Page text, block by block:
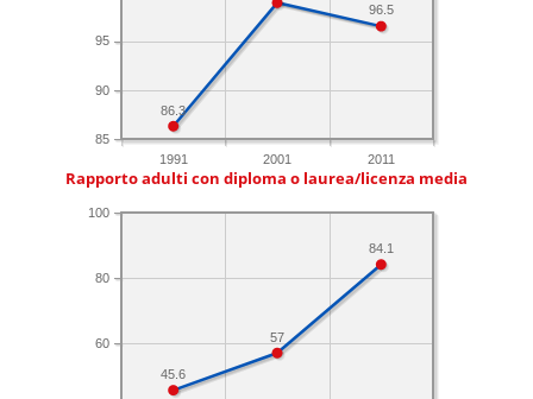
1991 2001 2011
85
90
95
96.5
86.3
Rapporto adulti con diploma o laurea/licenza media
60
80
100
84.1
57
45.6